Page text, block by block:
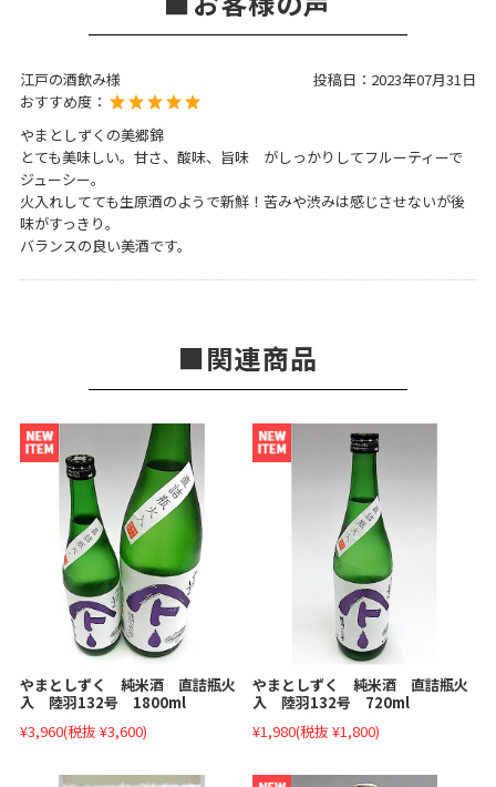
江戸の酒飲み様 投稿日： 2023年07月31日
おすすめ度：
やまとしずくの美郷錦
とても美味しい。甘さ、酸味、旨味 がしっかりしてフルーティーで
ジューシー。
火入れしてても生原酒のようで新鮮！苦みや渋みは感じさせないが後
味がすっきり。
バランスの良い美酒です。
関連商品
やまとしずく 純米酒 直詰瓶火
入 陸羽132号 1800ml
¥3,960(税抜 ¥3,600)
やまとしずく 純米酒 直詰瓶火
入 陸羽132号 720ml
¥1,980(税抜 ¥1,800)